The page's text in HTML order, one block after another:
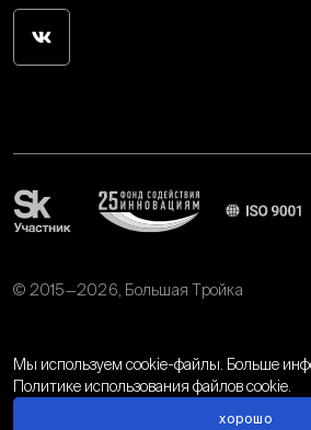
© 2015—2026, Большая Тройка
Мы используем cookie-файлы. Больше
Политике использования файлов cookie.
хорошо